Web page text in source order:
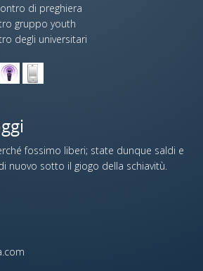
di preghiera
gruppo youth
degli universitari
fossimo liberi; state dunque saldi e
nuovo sotto il giogo della schiavitù.